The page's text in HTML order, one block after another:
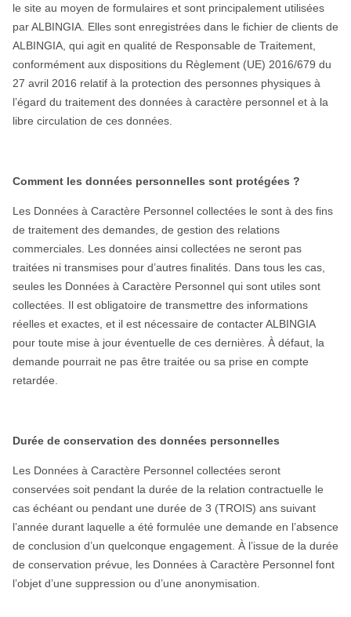
le site au moyen de formulaires et sont principalement utilisées
par ALBINGIA. Elles sont enregistrées dans le fichier de clients de
ALBINGIA, qui agit en qualité de Responsable de Traitement,
conformément aux dispositions du Règlement (UE) 2016/679 du
27 avril 2016 relatif à la protection des personnes physiques à
l’égard du traitement des données à caractère personnel et à la
libre circulation de ces données.
Comment les données personnelles sont protégées ?
Les Données à Caractère Personnel collectées le sont à des fins
de traitement des demandes, de gestion des relations
commerciales. Les données ainsi collectées ne seront pas
traitées ni transmises pour d’autres finalités. Dans tous les cas,
seules les Données à Caractère Personnel qui sont utiles sont
collectées. Il est obligatoire de transmettre des informations
réelles et exactes, et il est nécessaire de contacter ALBINGIA
pour toute mise à jour éventuelle de ces dernières. À défaut, la
demande pourrait ne pas être traitée ou sa prise en compte
retardée.
Durée de conservation des données personnelles
Les Données à Caractère Personnel collectées seront
conservées soit pendant la durée de la relation contractuelle le
cas échéant ou pendant une durée de 3 (TROIS) ans suivant
l’année durant laquelle a été formulée une demande en l’absence
de conclusion d’un quelconque engagement. À l’issue de la durée
de conservation prévue, les Données à Caractère Personnel font
l’objet d’une suppression ou d’une anonymisation.